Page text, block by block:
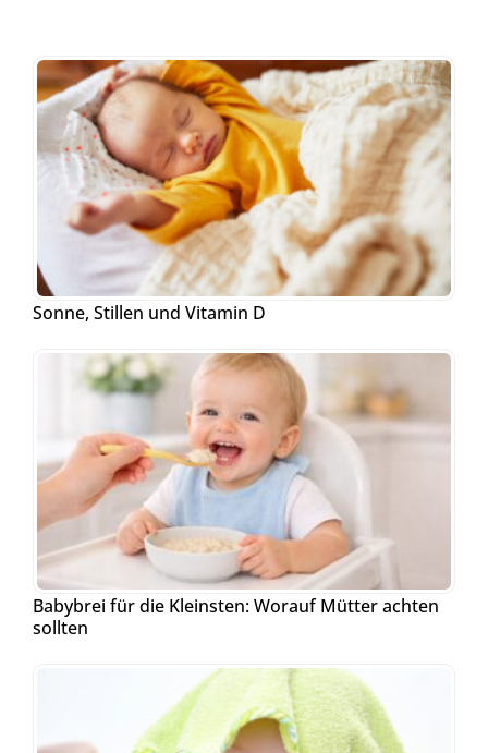
Sonne, Stillen und Vitamin D
Babybrei für die Kleinsten: Worauf Mütter achten
sollten